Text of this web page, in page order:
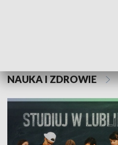
NAUKA I ZDROWIE